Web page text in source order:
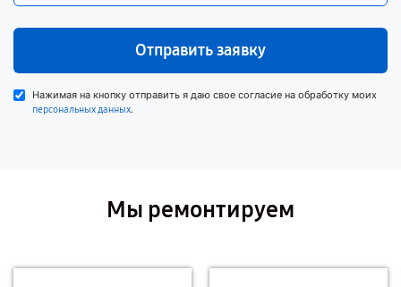
Отправить заявку
Нажимая на кнопку отправить я даю свое согласие на обработку моих
персональных данных.
Мы ремонтируем